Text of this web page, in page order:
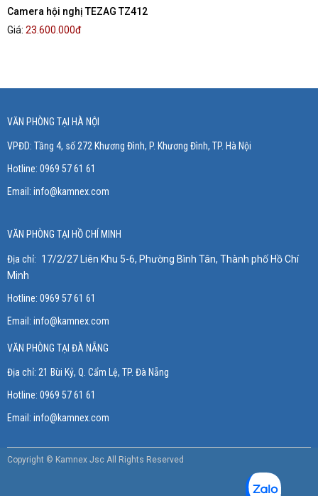
Camera hội nghị TEZAG TZ412
Giá: 23.600.000đ
VĂN PHÒNG TẠI HÀ NỘI
VPĐD: Tầng 4, số 272 Khương Đình, P. Khương Đình, TP. Hà Nội
Hotline: 0969 57 61 61
Email: info@kamnex.com
VĂN PHÒNG TẠI HỒ CHÍ MINH
Địa chỉ: 17/2/27 Liên Khu 5-6, Phường Bình Tân, Thành phố Hồ Chí
Minh
Hotline: 0969 57 61 61
Email: info@kamnex.com
VĂN PHÒNG TẠI ĐÀ NẴNG
Địa chỉ: 21 Bùi Kỷ, Q. Cẩm Lệ, TP. Đà Nẵng
Hotline: 0969 57 61 61
Email: info@kamnex.com
Copyright © Kamnex Jsc All Rights Reserved